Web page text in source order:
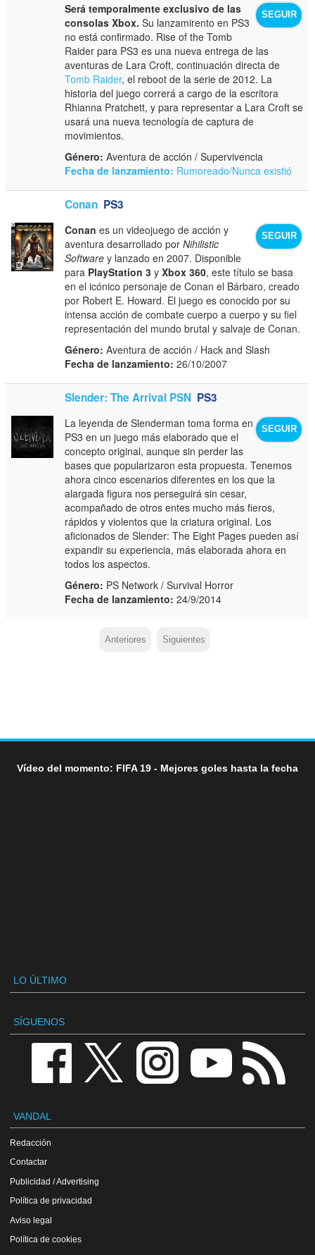
SEGUIR
Será temporalmente exclusivo de las
consolas Xbox. Su lanzamirento en PS3
no está confirmado. Rise of the Tomb
Raider para PS3 es una nueva entrega de las
aventuras de Lara Croft, continuación directa de
Tomb Raider, el reboot de la serie de 2012. La
historia del juego correrá a cargo de la escritora
Rhianna Pratchett, y para representar a Lara Croft se
usará una nueva tecnología de captura de
movimientos.
Género: Aventura de acción / Supervivencia
Fecha de lanzamiento: Rumoreado/Nunca existió
Conan PS3
SEGUIR
Conan es un videojuego de acción y
aventura desarrollado porNihilistic
Software y lanzado en 2007. Disponible
para PlayStation 3 yXbox 360, este título se basa
en el icónico personaje de Conan el Bárbaro, creado
por Robert E. Howard. El juego es conocido por su
intensa acción de combate cuerpo a cuerpo y su fiel
representación del mundo brutal y salvaje de Conan.
Género: Aventura de acción / Hack and Slash
Fecha de lanzamiento: 26/10/2007
Slender: The Arrival PSN PS3
SEGUIR
La leyenda de Slenderman toma forma en
PS3 en un juego más elaborado que el
concepto original, aunque sin perder las
bases que popularizaron esta propuesta. Tenemos
ahora cinco escenarios diferentes en los que la
alargada figura nos perseguirá sin cesar,
acompañado de otros entes mucho más fieros,
rápidos y violentos que la criatura original. Los
aficionados de Slender: The Eight Pages pueden así
expandir su experiencia, más elaborada ahora en
todos los aspectos.
Género: PS Network / Survival Horror
Fecha de lanzamiento: 24/9/2014
Anteriores Siguientes
Vídeo del momento: FIFA 19 - Mejores goles hasta la fecha
LO ÚLTIMO
SÍGUENOS
VANDAL
Redacción
Contactar
Publicidad / Advertising
Política de privacidad
Aviso legal
Política de cookies